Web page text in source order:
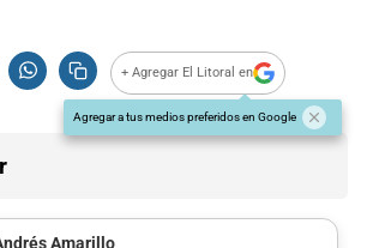
+ Agregar El Litoral en
Agregar a tus medios preferidos en Google